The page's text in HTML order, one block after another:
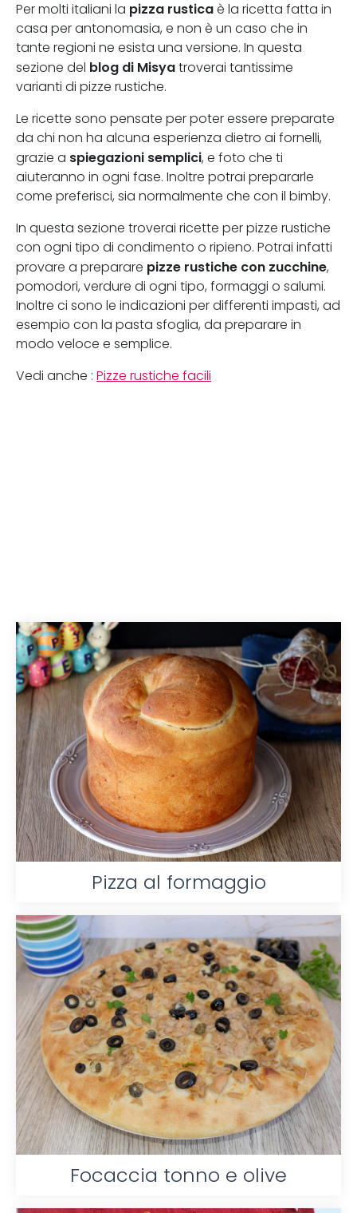
Per molti italiani la pizza rustica è la ricetta fatta in
casa per antonomasia, e non è un caso che in
tante regioni ne esista una versione. In questa
sezione del blog di Misya troverai tantissime
varianti di pizze rustiche.
Le ricette sono pensate per poter essere preparate
da chi non ha alcuna esperienza dietro ai fornelli,
grazie a spiegazioni semplici, e foto che ti
aiuteranno in ogni fase. Inoltre potrai prepararle
come preferisci, sia normalmente che con il bimby.
In questa sezione troverai ricette per pizze rustiche
con ogni tipo di condimento o ripieno. Potrai infatti
provare a preparare pizze rustiche con zucchine,
pomodori, verdure di ogni tipo, formaggi o salumi.
Inoltre ci sono le indicazioni per differenti impasti, ad
esempio con la pasta sfoglia, da preparare in
modo veloce e semplice.
Vedi anche : Pizze rustiche facili
Pizza al formaggio
Focaccia tonno e olive